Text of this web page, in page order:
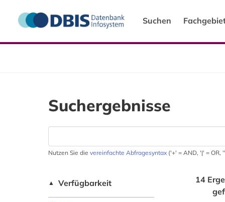
Suchen
Suchergebnisse
Nutzen Sie die vereinfachte Abfragesyntax ('+' = AND, '|' = OR,
▲ Verfügbarkeit
14